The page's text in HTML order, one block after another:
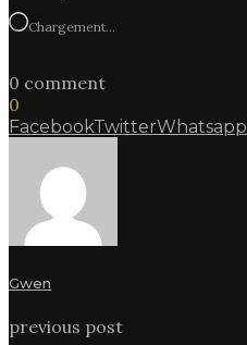
Chargement…
0 comment
0
FacebookTwitterWhatsapp
Gwen
previous post